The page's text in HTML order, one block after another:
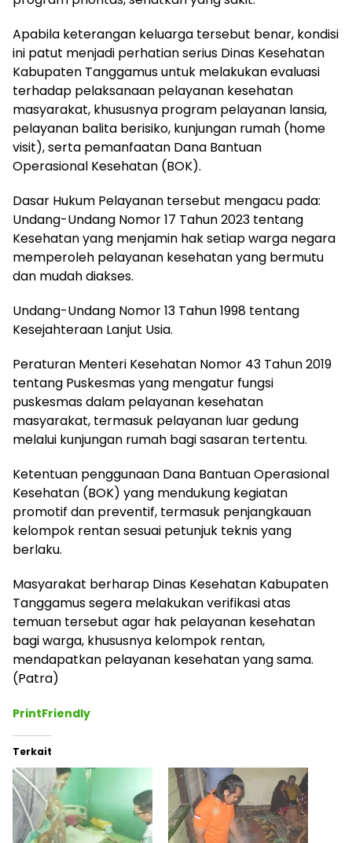
Apabila keterangan keluarga tersebut benar, kondisi
ini patut menjadi perhatian serius Dinas Kesehatan
Kabupaten Tanggamus untuk melakukan evaluasi
terhadap pelaksanaan pelayanan kesehatan
masyarakat, khususnya program pelayanan lansia,
pelayanan balita berisiko, kunjungan rumah (home
visit), serta pemanfaatan Dana Bantuan
Operasional Kesehatan (BOK).
Dasar Hukum Pelayanan tersebut mengacu pada:
Undang-Undang Nomor 17 Tahun 2023 tentang
Kesehatan yang menjamin hak setiap warga negara
memperoleh pelayanan kesehatan yang bermutu
dan mudah diakses.
Undang-Undang Nomor 13 Tahun 1998 tentang
Kesejahteraan Lanjut Usia.
Peraturan Menteri Kesehatan Nomor 43 Tahun 2019
tentang Puskesmas yang mengatur fungsi
puskesmas dalam pelayanan kesehatan
masyarakat, termasuk pelayanan luar gedung
melalui kunjungan rumah bagi sasaran tertentu.
Ketentuan penggunaan Dana Bantuan Operasional
Kesehatan (BOK) yang mendukung kegiatan
promotif dan preventif, termasuk penjangkauan
kelompok rentan sesuai petunjuk teknis yang
berlaku.
Masyarakat berharap Dinas Kesehatan Kabupaten
Tanggamus segera melakukan verifikasi atas
temuan tersebut agar hak pelayanan kesehatan
bagi warga, khususnya kelompok rentan,
mendapatkan pelayanan kesehatan yang sama.
(Patra)
PrintFriendly
Terkait